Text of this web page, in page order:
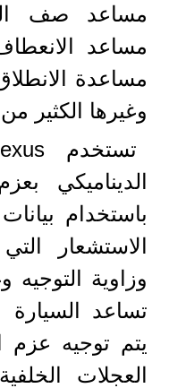
وغيرها الكثير
الديناميكي
باستخدام
الاستشعار
وزاوية
تساعد
يتم توجيه عزم
العجلات